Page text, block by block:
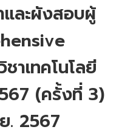
ละผังสอบผู้
าเทคโนโลยี
(ครั้งที่ 3)
. 2567